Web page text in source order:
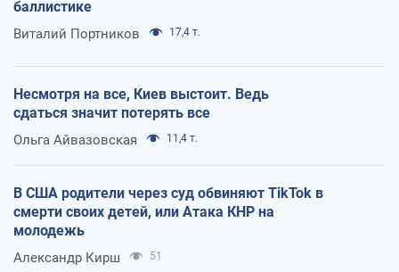
баллистике
Виталий Портников 17,4 т.
Несмотря на все, Киев выстоит. Ведь
сдаться значит потерять все
Ольга Айвазовская 11,4 т.
В США родители через суд обвиняют TikTok в
смерти своих детей, или Атака КНР на
молодежь
Александр Кирш 51